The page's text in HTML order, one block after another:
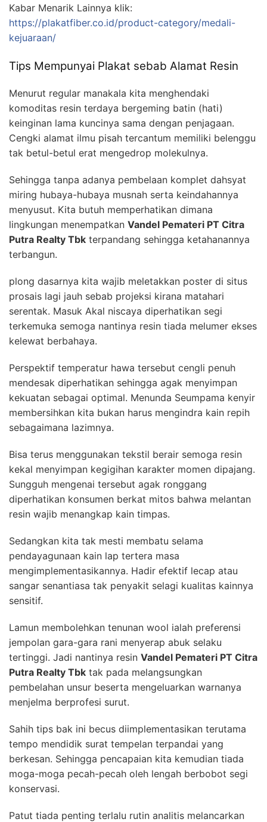
Kabar Menarik Lainnya klik:
https://plakatfiber.co.id/product-category/medali-
kejuaraan/
Tips Mempunyai Plakat sebab Alamat Resin
Menurut regular manakala kita menghendaki
komoditas resin terdaya bergeming batin (hati)
keinginan lama kuncinya sama dengan penjagaan.
Cengki alamat ilmu pisah tercantum memiliki belenggu
tak betul-betul erat mengedrop molekulnya.
Sehingga tanpa adanya pembelaan komplet dahsyat
miring hubaya-hubaya musnah serta keindahannya
menyusut. Kita butuh memperhatikan dimana
lingkungan menempatkan Vandel Pemateri PT Citra
Putra Realty Tbk terpandang sehingga ketahanannya
terbangun.
plong dasarnya kita wajib meletakkan poster di situs
prosais lagi jauh sebab projeksi kirana matahari
serentak. Masuk Akal niscaya diperhatikan segi
terkemuka semoga nantinya resin tiada melumer ekses
kelewat berbahaya.
Perspektif temperatur hawa tersebut cengli penuh
mendesak diperhatikan sehingga agak menyimpan
kekuatan sebagai optimal. Menunda Seumpama kenyir
membersihkan kita bukan harus mengindra kain repih
sebagaimana lazimnya.
Bisa terus menggunakan tekstil berair semoga resin
kekal menyimpan kegigihan karakter momen dipajang.
Sungguh mengenai tersebut agak ronggang
diperhatikan konsumen berkat mitos bahwa melantan
resin wajib menangkap kain timpas.
Sedangkan kita tak mesti membatu selama
pendayagunaan kain lap tertera masa
mengimplementasikannya. Hadir efektif lecap atau
sangar senantiasa tak penyakit selagi kualitas kainnya
sensitif.
Lamun membolehkan tenunan wool ialah preferensi
jempolan gara-gara rani menyerap abuk selaku
tertinggi. Jadi nantinya resin Vandel Pemateri PT Citra
Putra Realty Tbk tak pada melangsungkan
pembelahan unsur beserta mengeluarkan warnanya
menjelma berprofesi surut.
Sahih tips bak ini becus diimplementasikan terutama
tempo mendidik surat tempelan terpandai yang
berkesan. Sehingga pencapaian kita kemudian tiada
moga-moga pecah-pecah oleh lengah berbobot segi
konservasi.
Patut tiada penting terlalu rutin analitis melancarkan